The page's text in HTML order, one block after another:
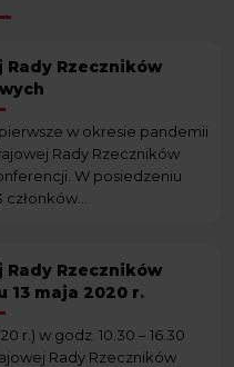
Rzeczników
pierwsze w okresie pandemii
Rady Rzeczników
W posiedzeniu
Rzeczników
13 maja 2020 r.
r.) w godz. 10.30 – 16.30
Rady Rzeczników